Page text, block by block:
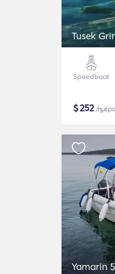
Tusek
Speedboat
$252/ημέρα
Yamarin